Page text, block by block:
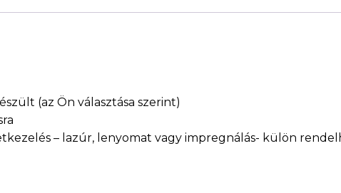
(15
(az Ön választása szerint)
– lazúr, lenyomat vagy impregnálás- külön